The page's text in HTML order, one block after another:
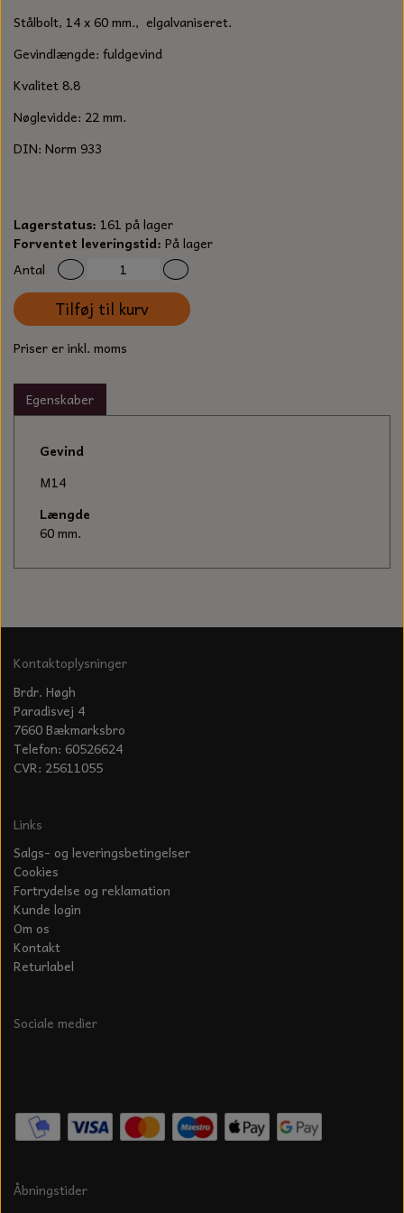
SORTIMENT
OLIE TIL SMÅMOTORER & HAVEMASKINER
BENSINSLANGE OG FILTRE
STARTSNOR OG TILBEHØR
UNIVERSAL KABLER OG TILBEHØR
UNIVERSAL REMSKIVER OG STYRERULLER
SMERGELLÆRRED
BATTERILADEAPPARAT
VÆRKTØJSSÆT
FEDTPRESSER
Stålbolt, 14 x 60 mm., elgalvaniseret.
Gevindlængde: fuldgevind
Kvalitet 8.8
Nøglevidde: 22 mm.
DIN: Norm 933
Lagerstatus: 161 på lager
Forventet leveringstid: På lager
Antal
Tilføj til kurv
Priser er inkl. moms
Egenskaber
Gevind
M14
Længde
60 mm.
Kontaktoplysninger
Brdr. Høgh
Paradisvej 4
7660 Bækmarksbro
Telefon: 60526624
CVR: 25611055
Links
Salgs- og leveringsbetingelser
Cookies
Fortrydelse og reklamation
Kunde login
Om os
Kontakt
Returlabel
Sociale medier
Åbningstider